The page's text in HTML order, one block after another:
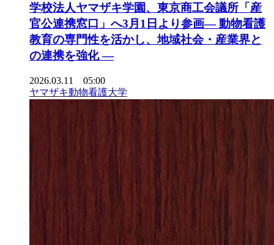
学校法人ヤマザキ学園、東京商工会議所「産
官公連携窓口」へ3月1日より参画― 動物看護
教育の専門性を活かし、地域社会・産業界と
の連携を強化 ―
2026.03.11 05:00
ヤマザキ動物看護大学